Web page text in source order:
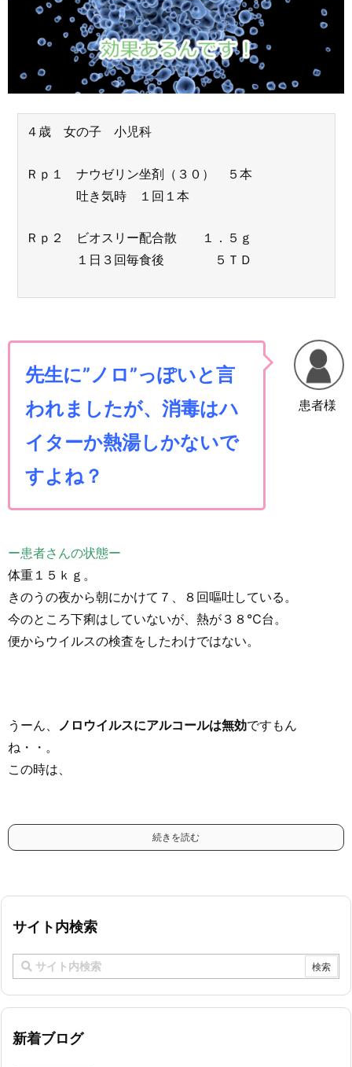
４歳 女の子 小児科
Ｒｐ１ ナウゼリン坐剤（３０） ５本
吐き気時 １回１本
Ｒｐ２ ビオスリー配合散 １．５ｇ
１日３回毎食後 ５ＴＤ
患者様
先生に”ノロ”っぽいと言
われましたが、消毒はハ
イターか熱湯しかないで
すよね？
ー患者さんの状態ー
体重１５ｋｇ。
きのうの夜から朝にかけて７、８回嘔吐している。
今のところ下痢はしていないが、熱が３８℃台。
便からウイルスの検査をしたわけではない。
うーん、 ノロウイルスにアルコールは無効ですもん
ね・・。
この時は、
続きを読む
サイト内検索
新着ブログ